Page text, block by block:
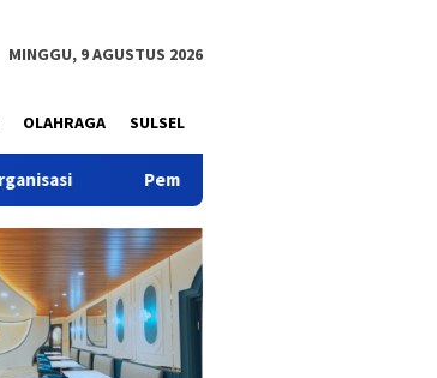
MINGGU, 9 AGUSTUS 2026
OLAHRAGA SULSEL
Pemuda Dinilai Punya Peran Strategis dalam